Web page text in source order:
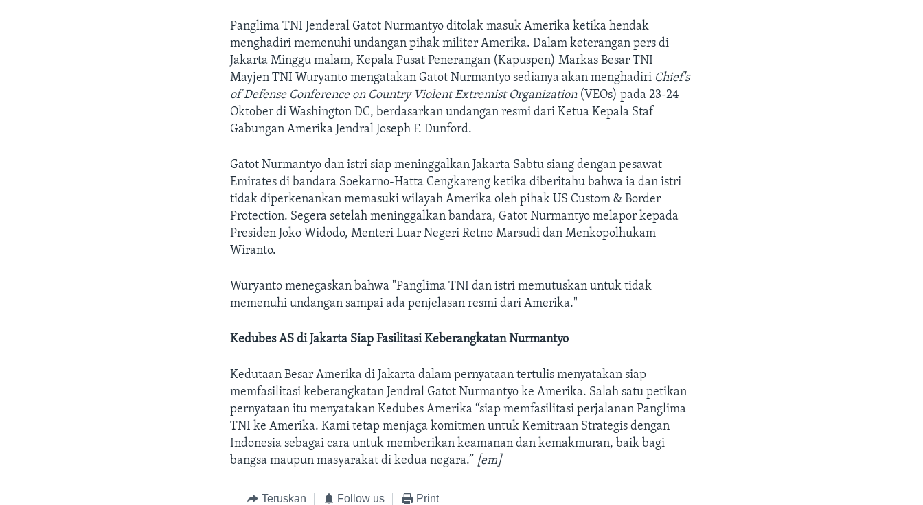
Panglima TNI Jenderal Gatot Nurmantyo ditolak masuk Amerika ketika hendak
menghadiri memenuhi undangan pihak militer Amerika. Dalam keterangan pers di
Jakarta Minggu malam, Kepala Pusat Penerangan (Kapuspen) Markas Besar TNI
Mayjen TNI Wuryanto mengatakan Gatot Nurmantyo sedianya akan menghadiri Chief's
of Defense Conference on Country Violent Extremist Organization(VEOs) pada 23-24
Oktober di Washington DC, berdasarkan undangan resmi dari Ketua Kepala Staf
Gabungan Amerika Jendral Joseph F. Dunford.
Gatot Nurmantyo dan istri siap meninggalkan Jakarta Sabtu siang dengan pesawat
Emirates di bandara Soekarno-Hatta Cengkareng ketika diberitahu bahwa ia dan istri
tidak diperkenankan memasuki wilayah Amerika oleh pihak US Custom & Border
Protection. Segera setelah meninggalkan bandara, Gatot Nurmantyo melapor kepada
Presiden Joko Widodo, Menteri Luar Negeri Retno Marsudi dan Menkopolhukam
Wiranto.
Wuryanto menegaskan bahwa "Panglima TNI dan istri memutuskan untuk tidak
memenuhi undangan sampai ada penjelasan resmi dari Amerika."
Kedubes AS di Jakarta Siap Fasilitasi Keberangkatan Nurmantyo
Kedutaan Besar Amerika di Jakarta dalam pernyataan tertulis menyatakan siap
memfasilitasi keberangkatan Jendral Gatot Nurmantyo ke Amerika. Salah satu petikan
pernyataan itu menyatakan Kedubes Amerika “siap memfasilitasi perjalanan Panglima
TNI ke Amerika. Kami tetap menjaga komitmen untuk Kemitraan Strategis dengan
Indonesia sebagai cara untuk memberikan keamanan dan kemakmuran, baik bagi
bangsa maupun masyarakat di kedua negara.” [em]
Teruskan Follow us Print